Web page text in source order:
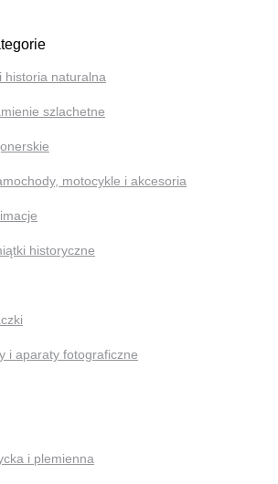
historia naturalna
szlachetne
motocykle i akcesoria
historyczne
i aparaty fotograficzne
i plemienna